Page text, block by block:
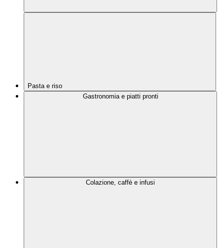
Pasta e riso
Gastronomia e piatti pronti
Colazione, caffè e infusi